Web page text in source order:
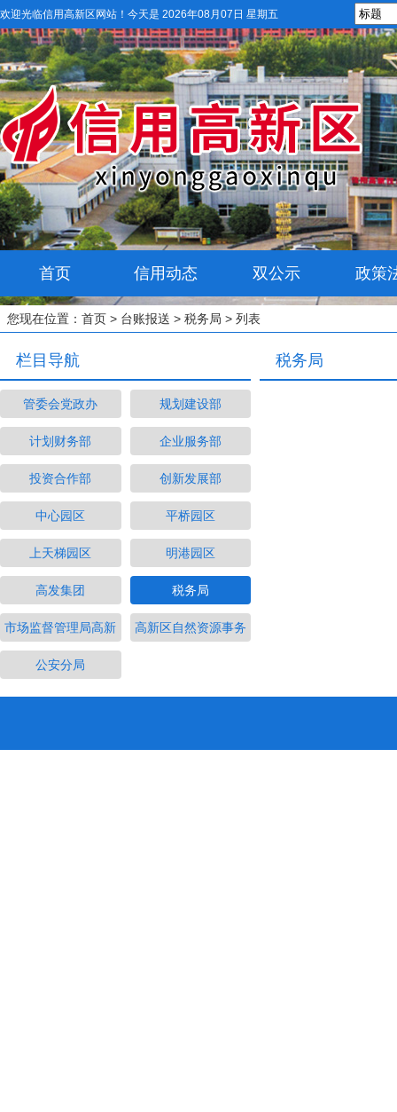
欢迎光临信用高新区网站！ 今天是 2026年08月07日 星期五
首页 信用动态 双公示 政策
您现在位置： 首页 > 台账报送 > 税务局 > 列表
栏目导航
管委会党政办 规划建设部
计划财务部 企业服务部
投资合作部 创新发展部
中心园区 平桥园区
上天梯园区 明港园区
高发集团 税务局
市场监督管理局高新 高新区自然资源事务
公安分局
税务局